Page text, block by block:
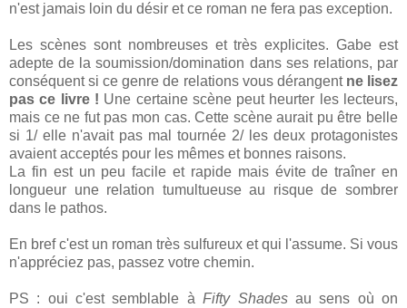
n'est jamais loin du désir et ce roman ne fera pas exception.
Les scènes sont nombreuses et très explicites. Gabe est
adepte de la soumission/domination dans ses relations, par
conséquent si ce genre de relations vous dérangent ne lisez
pas ce livre ! Une certaine scène peut heurter les lecteurs,
mais ce ne fut pas mon cas. Cette scène aurait pu être belle
si 1/ elle n'avait pas mal tournée 2/ les deux protagonistes
avaient acceptés pour les mêmes et bonnes raisons.
La fin est un peu facile et rapide mais évite de traîner en
longueur une relation tumultueuse au risque de sombrer
dans le pathos.
En bref c'est un roman très sulfureux et qui l'assume. Si vous
n'appréciez pas, passez votre chemin.
PS : oui c'est semblable àFifty Shades au sens où on